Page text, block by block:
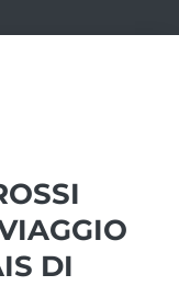
DI